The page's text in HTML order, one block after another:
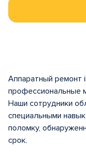
Аппаратный ремонт
профессиональные
Наши сотрудники
специальными
поломку,
срок.